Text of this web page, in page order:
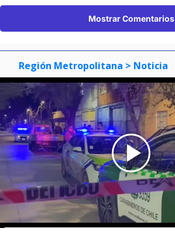
Mostrar Comentarios
Región Metropolitana > Noticia